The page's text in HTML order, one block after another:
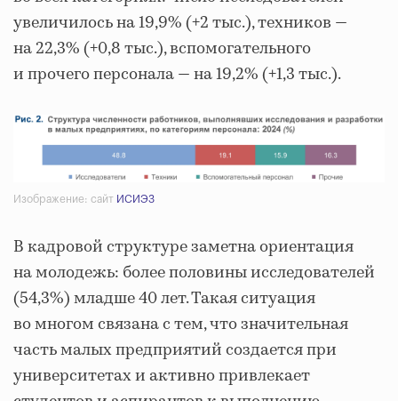
увеличилось на 19,9% (+2 тыс.), техников —
на 22,3% (+0,8 тыс.), вспомогательного
и прочего персонала — на 19,2% (+1,3 тыс.).
Изображение: сайт ИСИЭЗ
В кадровой структуре заметна ориентация
на молодежь: более половины исследователей
(54,3%) младше 40 лет. Такая ситуация
во многом связана с тем, что значительная
часть малых предприятий создается при
университетах и активно привлекает